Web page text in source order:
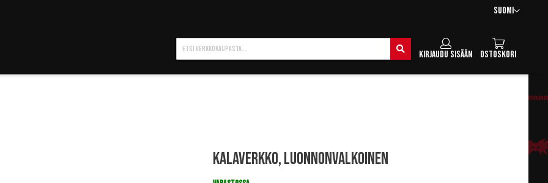
Kieli
Suomi
Ostoskori
Kirjaudu sisään
Hae
Kalaverkko, luonnonvalkoinen